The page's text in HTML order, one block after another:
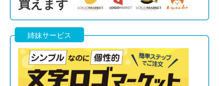
買えます
姉妹サービス